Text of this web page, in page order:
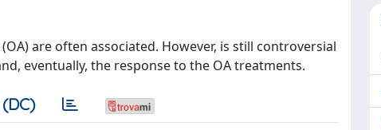
are often associated. However, is still controversial
eventually, the response to the OA treatments.